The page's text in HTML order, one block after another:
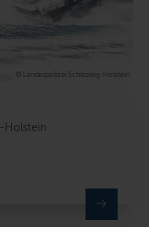
Holstein
© Landespolizei Schleswig-Holstein